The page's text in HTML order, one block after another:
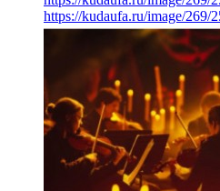
https://kudaufa.ru/image/269/